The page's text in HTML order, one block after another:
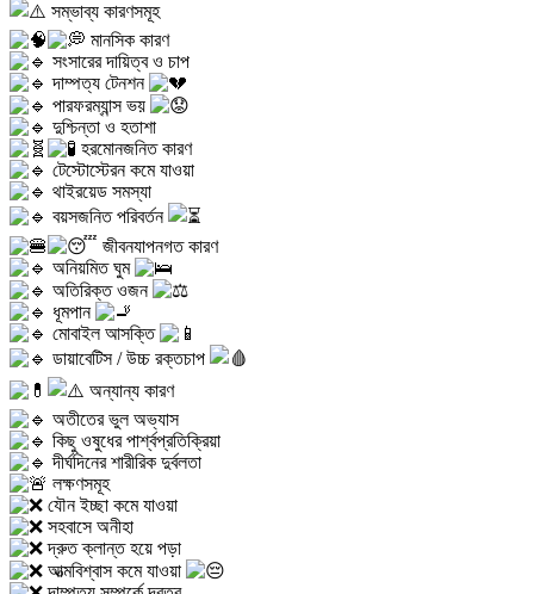
সম্ভাব্য কারণসমূহ
মানসিক কারণ
সংসারের দায়িত্ব ও চাপ
দাম্পত্য টেনশন
পারফরম্যান্স ভয়
দুশ্চিন্তা ও হতাশা
হরমোনজনিত কারণ
টেস্টোস্টেরন কমে যাওয়া
থাইরয়েড সমস্যা
বয়সজনিত পরিবর্তন
জীবনযাপনগত কারণ
অনিয়মিত ঘুম
অতিরিক্ত ওজন
ধূমপান
মোবাইল আসক্তি
ডায়াবেটিস / উচ্চ রক্তচাপ
অন্যান্য কারণ
অতীতের ভুল অভ্যাস
কিছু ওষুধের পার্শ্বপ্রতিক্রিয়া
দীর্ঘদিনের শারীরিক দুর্বলতা
লক্ষণসমূহ
যৌন ইচ্ছা কমে যাওয়া
সহবাসে অনীহা
দ্রুত ক্লান্ত হয়ে পড়া
আত্মবিশ্বাস কমে যাওয়া